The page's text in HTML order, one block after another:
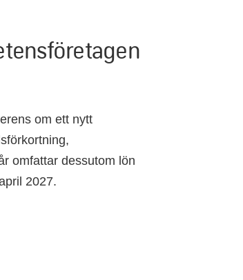
om ett nytt
omfattar dessutom lön
2027.